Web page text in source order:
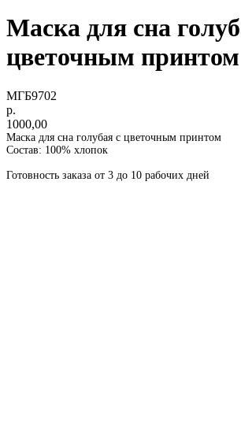
Маска для сна
цветочным принтом
МГБ9702
р.
1000,00
Маска для сна голубая с цветочным принтом
Состав: 100% хлопок
Готовность заказа от 3 до 10 рабочих дней